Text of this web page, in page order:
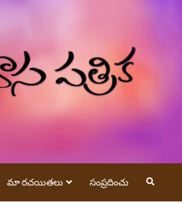
మా రచయితలు సంప్రదించు